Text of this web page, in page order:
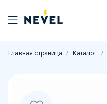
Главная страница Каталог